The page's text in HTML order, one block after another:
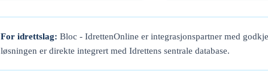
For idrettslag: Bloc - IdrettenOnline er integrasjonspartner med
løsningen er direkte integrert med Idrettens sentrale database.